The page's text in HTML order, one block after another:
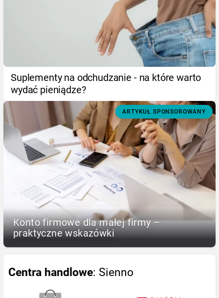
Suplementy na odchudzanie - na które warto
wydać pieniądze?
ARTYKUŁ SPONSOROWANY
Konto firmowe dla małej firmy –
praktyczne wskazówki
Centra handlowe: Sienno